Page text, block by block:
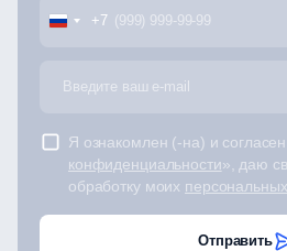
+7
Я ознакомлен (-на) и
конфиденциальности», даю
обработку моих
Отправить